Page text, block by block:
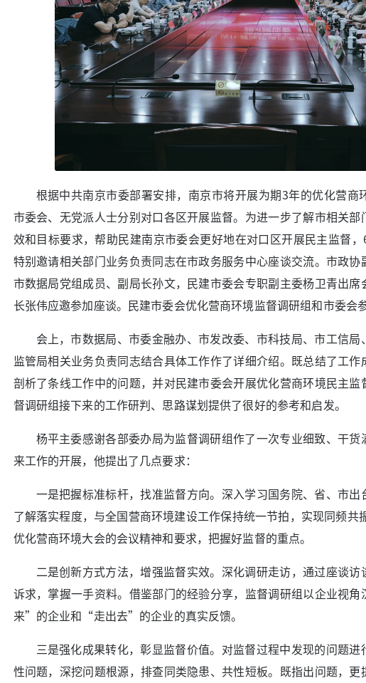
根据中共南京市委部署安排，南京市将开展为期3年的优化营商
市委会、无党派人士分别对口各区开展监督。为进一步了解市相关
效和目标要求，帮助民建南京市委会更好地在对口区开展民主监督
特别邀请相关部门业务负责同志在市政务服务中心座谈交流。市政协
市数据局党组成员、副局长孙文，民建市委会专职副主委杨卫青出
长张伟应邀参加座谈。民建市委会优化营商环境监督调研组和市委会
会上，市数据局、市委金融办、市发改委、市科技局、市工信
监管局相关业务负责同志结合具体工作作了详细介绍。既总结了工
剖析了条线工作中的问题，并对民建市委会开展优化营商环境民主
督调研组接下来的工作研判、思路谋划提供了很好的参考和启发。
杨平主委感谢各部委办局为监督调研组作了一次专业细致、干
来工作的开展，他提出了几点要求：
一是把握标准标杆，找准监督方向。深入学习国务院、省、市出
了解落实程度，与全国营商环境建设工作保持统一节拍，实现同频
优化营商环境大会的会议精神和要求，把握好监督的重点。
二是创新方式方法，增强监督实效。深化调研走访，通过座谈
诉求，掌握一手资料。借鉴部门的经验分享，监督调研组以企业视
来”的企业和“走出去”的企业的真实反馈。
三是强化成果转化，彰显监督价值。对监督过程中发现的问题
性问题，深挖问题根源，排查同类隐患、共性短板。既指出问题，